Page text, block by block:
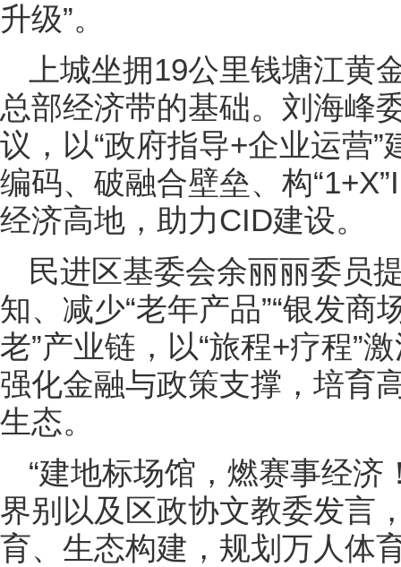
升级”。
上城坐拥19公里钱塘江黄
总部经济带的基础。刘海峰
议，以“政府指导+企业运营”
编码、破融合壁垒、构
经济高地，助力CID建设。
民进区基委会余丽丽委员
知、减少“老年产品”“银发商
老”产业链，以“旅程+疗程”
强化金融与政策支撑，培育
生态。
“建地标场馆，燃赛事经济
界别以及区政协文教委发言
育、生态构建，规划万人体